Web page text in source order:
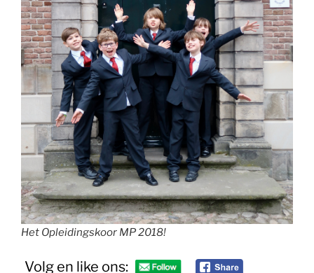
Het Opleidingskoor MP 2018!
Volg en like ons: